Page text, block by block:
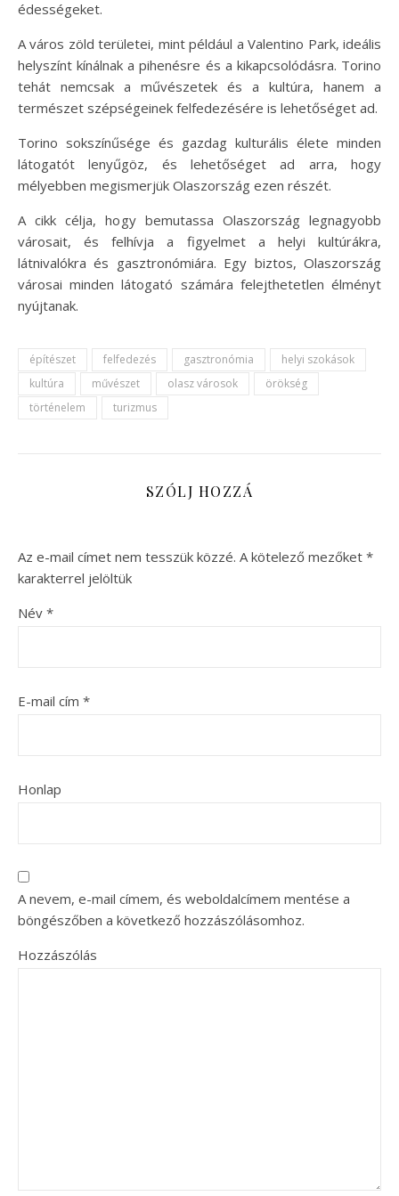
édességeket.
A város zöld területei, mint például a Valentino Park, ideális
helyszínt kínálnak a pihenésre és a kikapcsolódásra. Torino
tehát nemcsak a művészetek és a kultúra, hanem a
természet szépségeinek felfedezésére is lehetőséget ad.
Torino sokszínűsége és gazdag kulturális élete minden
látogatót lenyűgöz, és lehetőséget ad arra, hogy
mélyebben megismerjük Olaszország ezen részét.
A cikk célja, hogy bemutassa Olaszország legnagyobb
városait, és felhívja a figyelmet a helyi kultúrákra,
látnivalókra és gasztronómiára. Egy biztos, Olaszország
városai minden látogató számára felejthetetlen élményt
nyújtanak.
építészet felfedezés gasztronómia
helyi szokások
kultúra
művészet olasz városok
örökség
történelem
turizmus
SZÓLJ HOZZÁ
Az e-mail címet nem tesszük közzé. A kötelező mezőket *
karakterrel jelöltük
Név *
E-mail cím *
Honlap
A nevem, e-mail címem, és weboldalcímem mentése a
böngészőben a következő hozzászólásomhoz.
Hozzászólás